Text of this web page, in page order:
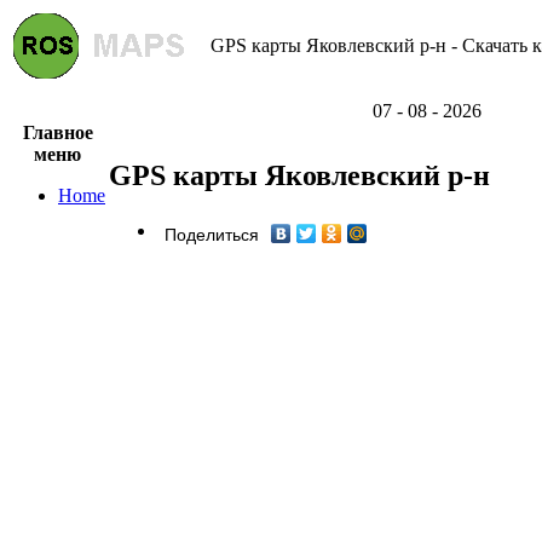
GPS карты Яковлевский р-н - Скачать
07 - 08 - 2026
Главное
меню
Home
GPS карты Яковлевский р-н
Поделиться